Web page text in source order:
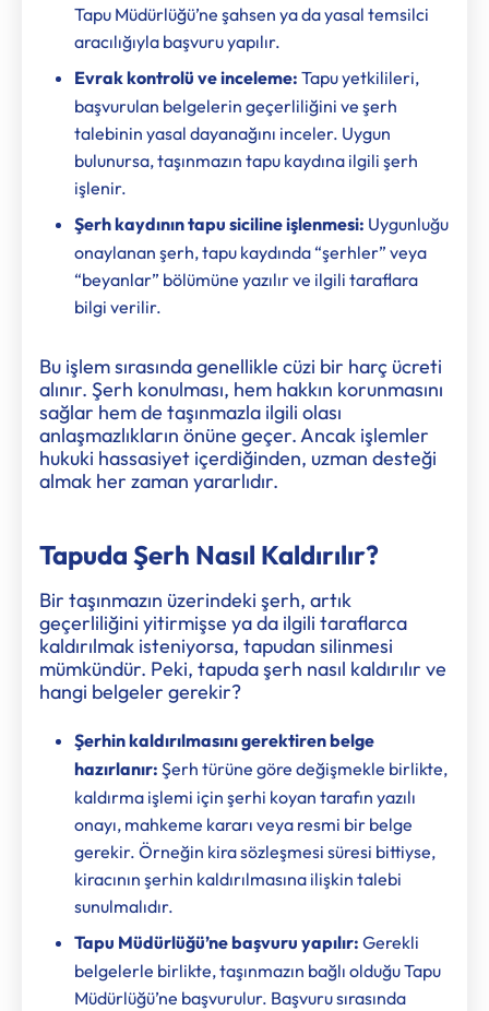
Tapu Müdürlüğü’ne şahsen ya da yasal temsilci
aracılığıyla başvuru yapılır.
Evrak kontrolü ve inceleme:Tapu yetkilileri,
başvurulan belgelerin geçerliliğini ve şerh
talebinin yasal dayanağını inceler. Uygun
bulunursa, taşınmazın tapu kaydına ilgili şerh
işlenir.
Şerh kaydının tapu siciline işlenmesi: Uygunluğu
onaylanan şerh, tapu kaydında “şerhler” veya
“beyanlar” bölümüne yazılır ve ilgili taraflara
bilgi verilir.
Bu işlem sırasında genellikle cüzi bir harç ücreti
alınır. Şerh konulması, hem hakkın korunmasını
sağlar hem de taşınmazla ilgili olası
anlaşmazlıkların önüne geçer. Ancak işlemler
hukuki hassasiyet içerdiğinden, uzman desteği
almak her zaman yararlıdır.
Tapuda Şerh Nasıl Kaldırılır?
Bir taşınmazın üzerindeki şerh, artık
geçerliliğini yitirmişse ya da ilgili taraflarca
kaldırılmak isteniyorsa, tapudan silinmesi
mümkündür. Peki, tapuda şerh nasıl kaldırılır ve
hangi belgeler gerekir?
Şerhin kaldırılmasını gerektiren belge
hazırlanır:Şerh türüne göre değişmekle birlikte,
kaldırma işlemi için şerhi koyan tarafın yazılı
onayı, mahkeme kararı veya resmi bir belge
gerekir. Örneğin kira sözleşmesi süresi bittiyse,
kiracının şerhin kaldırılmasına ilişkin talebi
sunulmalıdır.
Tapu Müdürlüğü’ne başvuru yapılır:Gerekli
belgelerle birlikte, taşınmazın bağlı olduğu Tapu
Müdürlüğü’ne başvurulur. Başvuru sırasında